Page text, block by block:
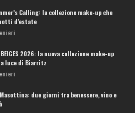
Calling: la collezione make-up che
d’estate
BEIGES 2026: la nuova collezione make-up
luce di Biarritz
due giorni tra benessere, vino e